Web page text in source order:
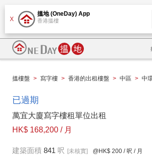
X
搵地 (OneDay) App
香港搵樓
搵樓盤 > 寫字樓 > 香港的出租樓盤 > 中區 > 中
已過期
萬宜大廈寫字樓租單位出租
HK$ 168,200 / 月
建築面積 841 呎 [未核實] @HK$ 200 / 呎 / 月